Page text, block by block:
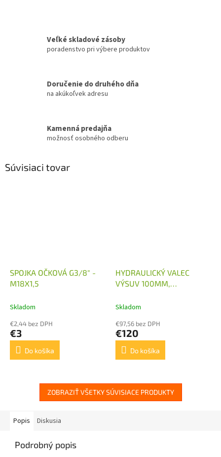
Veľké skladové zásoby
poradenstvo pri výbere produktov
Doručenie do druhého dňa
na akúkoľvek adresu
Kamenná predajňa
možnosť osobného odberu
Súvisiaci tovar
SPOJKA OČKOVÁ G3/8" -
M18X1,5
Skladom
€2,44 bez DPH
€3
Do košíka
HYDRAULICKÝ VALEC
VÝSUV 100MM,
Skladom
€97,56 bez DPH
€120
Do košíka
ZOBRAZIŤ VŠETKY SÚVISIACE PRODUKTY
Popis Diskusia
Podrobný popis